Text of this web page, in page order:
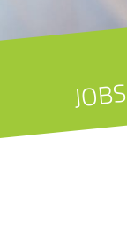
JOBS